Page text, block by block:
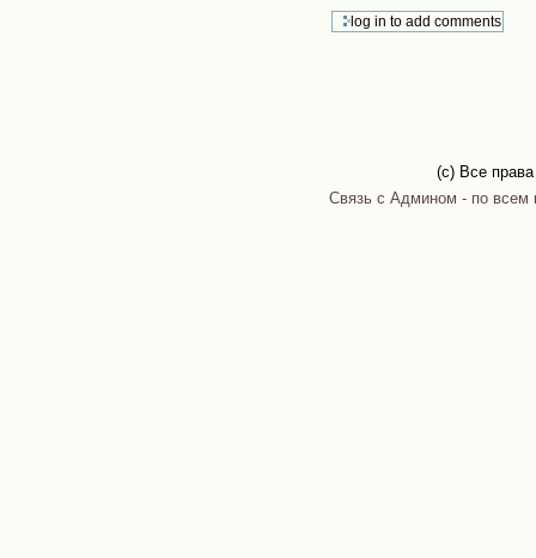
(c) Все
Связь с Админом - по всем